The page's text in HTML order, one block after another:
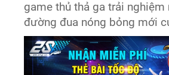
game thủ thả ga trải nghiệm
đường đua nóng bỏng mới